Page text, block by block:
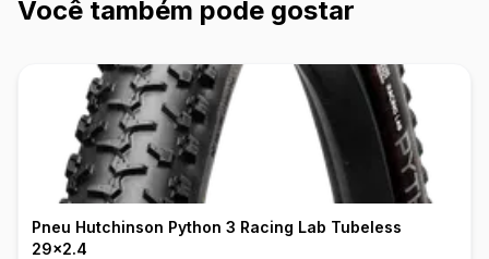
Você também pode gostar
Pneu Hutchinson Python 3 Racing Lab Tubeless
29x2.4